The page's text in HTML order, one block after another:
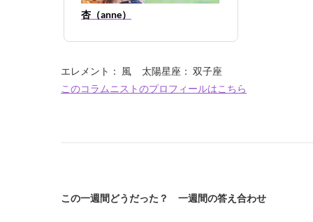
杏（anne）
エレメント： 風 太陽星座： 双子座
このコラムニストのプロフィールはこちら
この一週間どうだった？ 一週間の答え合わせ